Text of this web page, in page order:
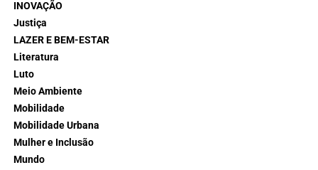
INOVAÇÃO
Justiça
LAZER E BEM-ESTAR
Literatura
Luto
Meio Ambiente
Mobilidade
Mobilidade Urbana
Mulher e Inclusão
Mundo